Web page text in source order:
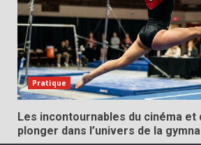
Pratique
Les incontournables du cinéma
plonger dans l’univers de la